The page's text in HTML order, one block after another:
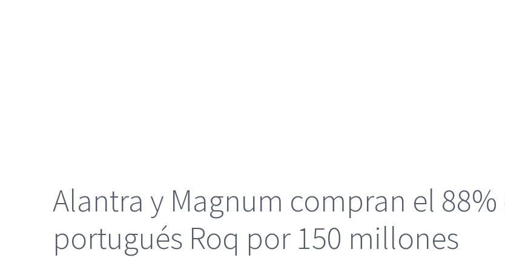
Alantra y Magnum compran el
portugués Roq por 150 millones